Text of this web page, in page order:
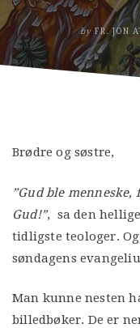
by FR. JON
Brødre og søstre,
”Gud ble
Gud!”, sa den
tidligste teologer.
søndagens
Man kunne nesten
billedbøker. De er